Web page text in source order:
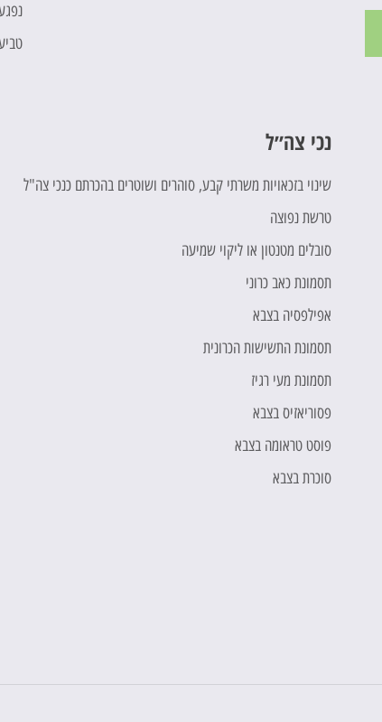
נכי צה״ל
שינוי בזכאויות משרתי קבע, סוהרים ושוטרים בהכרתם כנכי צה"ל
טרשת נפוצה
סובלים מטנטון או ליקוי שמיעה
תסמונת כאב כרוני
אפילפסיה בצבא
תסמונת התשישות הכרונית
תסמונת מעי רגיז
פסוריאזיס בצבא
פוסט טראומה בצבא
סוכרת בצבא